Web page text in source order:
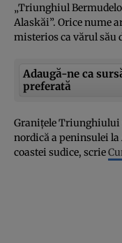
„Triunghiul
Alaskăi”. Orice nume
misterios ca vărul său
Adaugă-ne ca
preferată
Graniţele Triunghiului
nordică a peninsulei la
coastei sudice, scrie